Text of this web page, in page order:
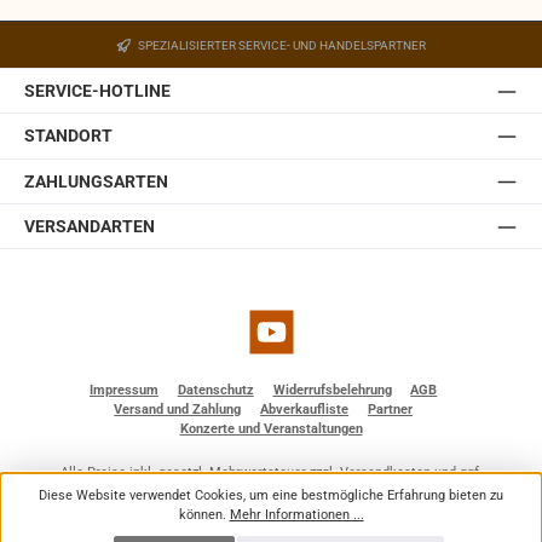
Der Halter ist mit einem Kugelgelenk ausgestattet,
welches in der Wandplatte des Halters eingebaut ist.
Somit lässt sich die JBL Control 1 Pro auch ohne optionale
Zubehörteile einfach und schnell installieren. Sie ist
SPEZIALISIERTER SERVICE- UND HANDELSPARTNER
SERVICE-HOTLINE
STANDORT
ZAHLUNGSARTEN
VERSANDARTEN
YouTube
Impressum Datenschutz Widerrufsbelehrung
AGB
Versand und Zahlung
Abverkaufliste
Partner
Konzerte und Veranstaltungen
Alle Preise inkl. gesetzl. Mehrwertsteuer zzgl.Versandkostenund ggf.
Nachnahmegebühren, wenn nicht anders angegeben.
© 2026 BF - Dienstleistungen - Alle Rechte vorbehalten. Theme by
Diese Website verwendet Cookies, um eine bestmögliche Erfahrung bieten zu
können. Mehr Informationen ...